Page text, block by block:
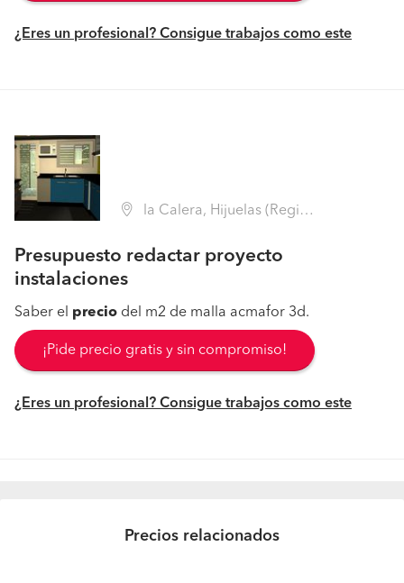
¿Eres un profesional? Consigue trabajos como este
la Calera, Hijuelas (Región V Valparaíso - Quillota)
Presupuesto redactar proyecto
instalaciones
Saber el precio del m2 de malla acmafor 3d.
¡Pide precio gratis y sin compromiso!
¿Eres un profesional? Consigue trabajos como este
Precios relacionados